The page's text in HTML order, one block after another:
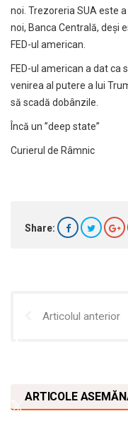
noi. Trezoreria SUA este
noi, Banca Centrală, deși
FED-ul american.
FED-ul american a dat ca
venirea al putere a lui
să scadă dobânzile.
Încă un ”deep state”
Curierul de Râmnic
Share:
Articolul anterior
ARTICOLE